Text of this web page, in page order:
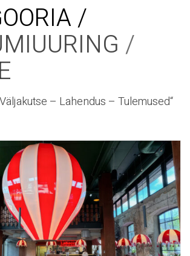
/
/
– Lahendus – Tulemused“